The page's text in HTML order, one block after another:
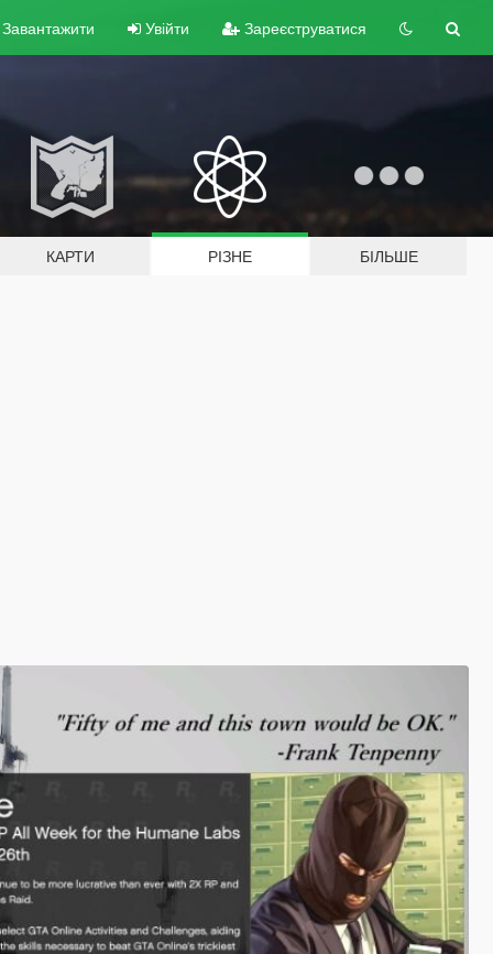
Увійти Зареєструватися
КАРТИ РІЗНЕ БІЛЬШЕ